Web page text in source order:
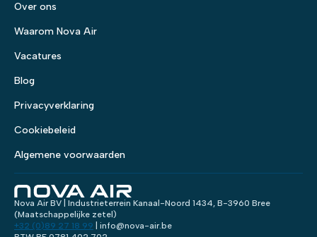
Over ons
Waarom Nova Air
Vacatures
Blog
Privacyverklaring
Cookiebeleid
Algemene voorwaarden
+32 (0)89 27 18 99 | info@nova-air.be
Nova Air BV | Industrieterrein Kanaal-Noord 1434, B-3960 Bree
(Maatschappelijke zetel)